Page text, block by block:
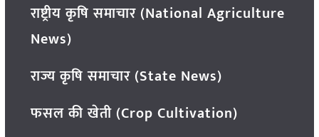
राष्ट्रीय कृषि समाचार (National Agriculture
News)
राज्य कृषि समाचार (State News)
फसल की खेती (Crop Cultivation)